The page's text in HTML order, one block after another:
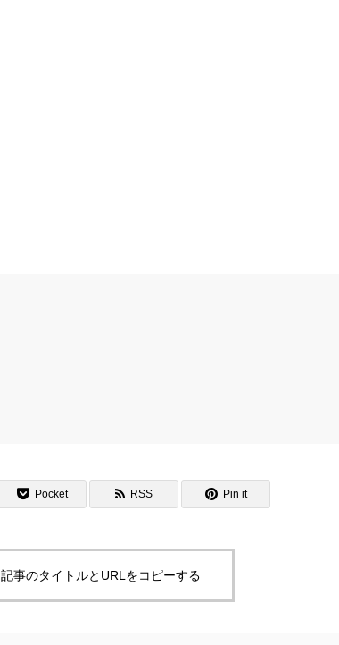
Pocket RSS Pin it
記事のタイトルとURLをコピーする